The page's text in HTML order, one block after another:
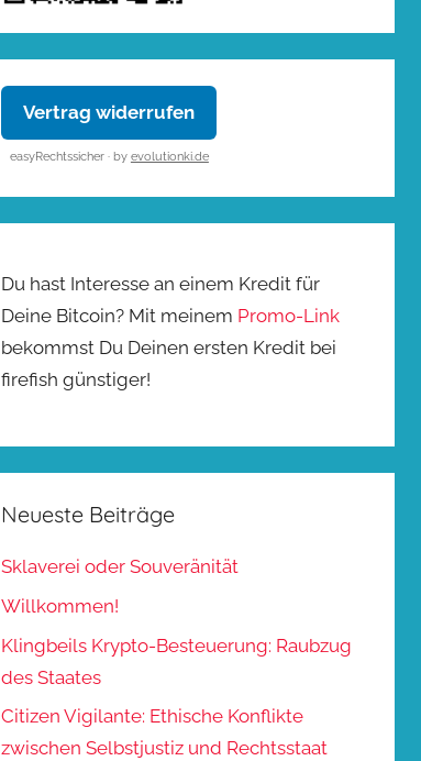
Vertrag widerrufen
easyRechtssicher · by evolutionki.de
Du hast Interesse an einem Kredit für
Deine Bitcoin? Mit meinem Promo-Link
bekommst Du Deinen ersten Kredit bei
firefish günstiger!
Neueste Beiträge
Sklaverei oder Souveränität
Willkommen!
Klingbeils Krypto-Besteuerung: Raubzug
des Staates
Citizen Vigilante: Ethische Konflikte
zwischen Selbstjustiz und Rechtsstaat